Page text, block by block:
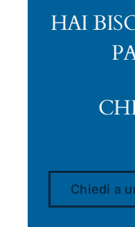
HAI
Chiedi a